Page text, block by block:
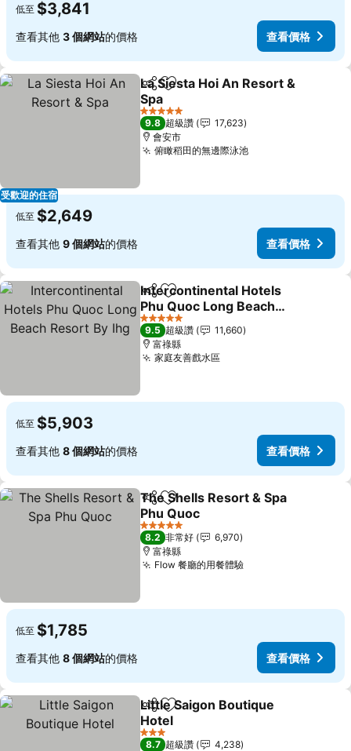
低至 $3,841
查看其他 3 個網站的價格 查看價格
受歡迎的住宿
分享 加入我的最愛
La Siesta Hoi An Resort &
Spa
5 星級
9.8 超級讚
17,623
會安市
俯瞰稻田的無邊際泳池
低至 $2,649
查看其他 9 個網站的價格 查看價格
分享 加入我的最愛
Intercontinental Hotels
Phu Quoc Long Beach
Resort By Ihg
5 星級
9.5 超級讚
11,660
富祿縣
家庭友善戲水區
低至 $5,903
查看其他 8 個網站的價格 查看價格
分享 加入我的最愛
The Shells Resort & Spa
Phu Quoc
5 星級
8.2 非常好
6,970
富祿縣
Flow 餐廳的用餐體驗
低至 $1,785
查看其他 8 個網站的價格 查看價格
分享 加入我的最愛
Little Saigon Boutique
Hotel
3 星級
8.7 超級讚
4,238